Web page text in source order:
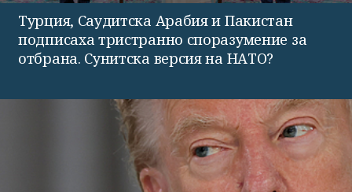
Турция, Саудитска Арабия и Пакистан
подписаха тристранно споразумение за
отбрана. Сунитска версия на НАТО?